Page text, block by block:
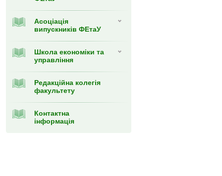
Асоціація
випускників ФЕтаУ
Школа економіки та
управління
Редакційна колегія
факультету
Контактна
інформація